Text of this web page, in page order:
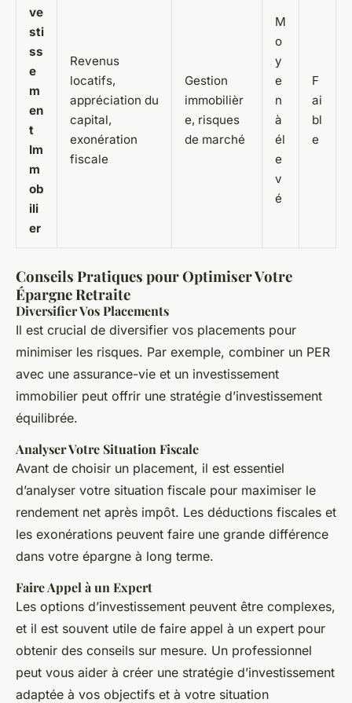
ve
sti
ss
e
m
en
t
Im
m
ob
ili
er
Revenus
locatifs,
appréciation du
capital,
exonération
fiscale
Gestion
immobilièr
e, risques
de marché
M
o
y
e
n
à
él
e
v
é
F
ai
bl
e
Conseils Pratiques pour Optimiser Votre
Épargne Retraite
Diversifier Vos Placements
Il est crucial de diversifier vos placements pour
minimiser les risques. Par exemple, combiner un PER
avec une assurance-vie et un investissement
immobilier peut offrir une stratégie d’investissement
équilibrée.
Analyser Votre Situation Fiscale
Avant de choisir un placement, il est essentiel
d’analyser votre situation fiscale pour maximiser le
rendement net après impôt. Les déductions fiscales et
les exonérations peuvent faire une grande différence
dans votre épargne à long terme.
Faire Appel à un Expert
Les options d’investissement peuvent être complexes,
et il est souvent utile de faire appel à un expert pour
obtenir des conseils sur mesure. Un professionnel
peut vous aider à créer une stratégie d’investissement
adaptée à vos objectifs et à votre situation